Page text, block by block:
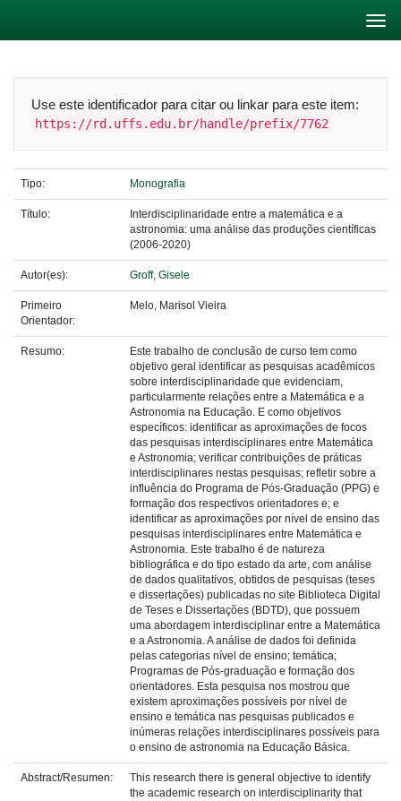
Use este identificador para citar ou linkar para este item:
https://rd.uffs.edu.br/handle/prefix/7762
Tipo: Monografia
Título:
Interdisciplinaridade entre a matemática e a
astronomia: uma análise das produções científicas
(2006-2020)
Autor(es): Groff, Gisele
Primeiro
Orientador:
Melo, Marisol Vieira
Resumo:
Este trabalho de conclusão de curso tem como
objetivo geral identificar as pesquisas acadêmicos
sobre interdisciplinaridade que evidenciam,
particularmente relações entre a Matemática e a
Astronomia na Educação. E como objetivos
específicos: identificar as aproximações de focos
das pesquisas interdisciplinares entre Matemática
e Astronomia; verificar contribuições de práticas
interdisciplinares nestas pesquisas; refletir sobre a
influência do Programa de Pós-Graduação (PPG) e
formação dos respectivos orientadores e; e
identificar as aproximações por nível de ensino das
pesquisas interdisciplinares entre Matemática e
Astronomia. Este trabalho é de natureza
bibliográfica e do tipo estado da arte, com análise
de dados qualitativos, obtidos de pesquisas (teses
e dissertações) publicadas no site Biblioteca Digital
de Teses e Dissertações (BDTD), que possuem
uma abordagem interdisciplinar entre a Matemática
e a Astronomia. A análise de dados foi definida
pelas categorias nível de ensino; temática;
Programas de Pós-graduação e formação dos
orientadores. Esta pesquisa nos mostrou que
existem aproximações possíveis por nível de
ensino e temática nas pesquisas publicados e
inúmeras relações interdisciplinares possíveis para
o ensino de astronomia na Educação Básica.
Abstract/Resumen:
This research there is general objective to identify
the academic research on interdisciplinarity that